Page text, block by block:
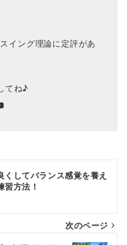
イング理論に定評があ
てね♪
くしてバランス感覚を養え
習方法！
次のページ